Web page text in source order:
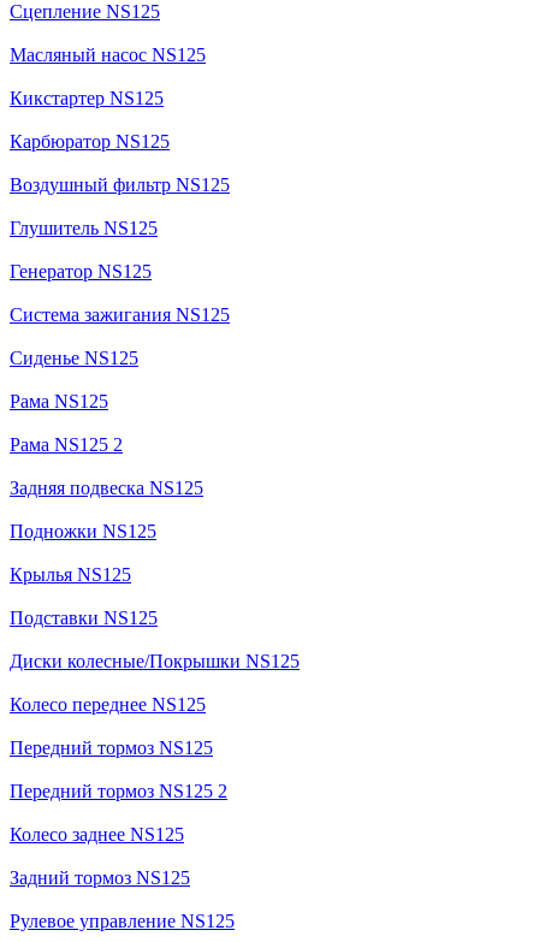
Сцепление NS125
Масляный насос NS125
Кикстартер NS125
Карбюратор NS125
Воздушный фильтр NS125
Глушитель NS125
Генератор NS125
Система зажигания NS125
Сиденье NS125
Рама NS125
Рама NS125 2
Задняя подвеска NS125
Подножки NS125
Крылья NS125
Подставки NS125
Диски колесные/Покрышки NS125
Колесо переднее NS125
Передний тормоз NS125
Передний тормоз NS125 2
Колесо заднее NS125
Задний тормоз NS125
Рулевое управление NS125